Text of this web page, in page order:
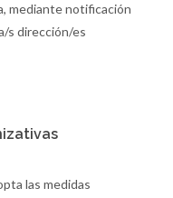
mediante notificación
s dirección/es
las medidas